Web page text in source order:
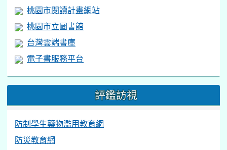
桃園市閱讀計畫網站
桃園市立圖書館
台灣雲端書庫
電子書服務平台
評鑑訪視
防制學生藥物濫用教育網
防災教育網